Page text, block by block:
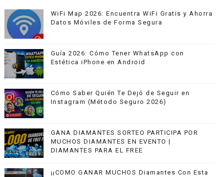
WiFi Map 2026: Encuentra WiFi Gratis y Ahorra
Datos Móviles de Forma Segura
Guía 2026: Cómo Tener WhatsApp con
Estética iPhone en Android
Cómo Saber Quién Te Dejó de Seguir en
Instagram (Método Seguro 2026)
GANA DIAMANTES SORTEO PARTICIPA POR
MUCHOS DIAMANTES EN EVENTO |
DIAMANTES PARA EL FREE
¡¡COMO GANAR MUCHOS Diamantes Con Esta